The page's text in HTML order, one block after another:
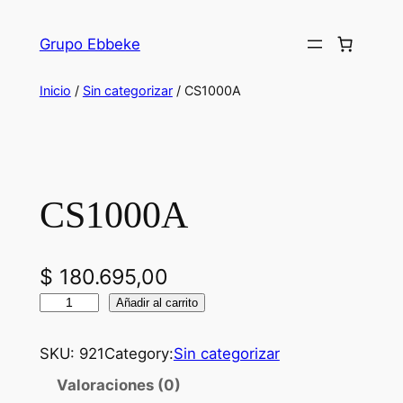
Grupo Ebbeke
Inicio / Sin categorizar/ CS1000A
CS1000A
$ 180.695,00
1
Añadir al carrito
SKU: 921Category:Sin categorizar
Valoraciones (0)